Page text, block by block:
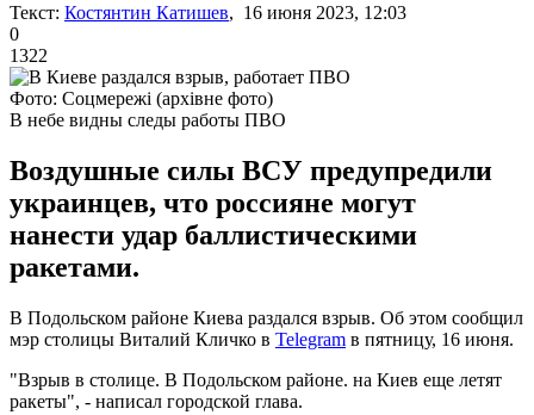
Текст: Костянтин Катишев, 16 июня 2023, 12:03
0
1322
Фото: Соцмережі (архівне фото)
В небе видны следы работы ПВО
Воздушные силы ВСУ предупредили
украинцев, что россияне могут
нанести удар баллистическими
ракетами.
В Подольском районе Киева раздался взрыв. Об этом сообщил
мэр столицы Виталий Кличко в Telegram в пятницу, 16 июня.
"Взрыв в столице. В Подольском районе. на Киев еще летят
ракеты", - написал городской глава.